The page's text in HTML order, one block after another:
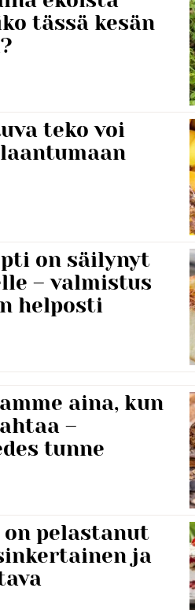
tässä kesän
teko voi
on säilynyt
– valmistus
helposti
aina, kun
–
tunne
on pelastanut
ja